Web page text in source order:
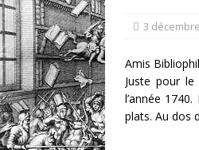
3
Amis
Juste pour
l’année
plats. Au dos